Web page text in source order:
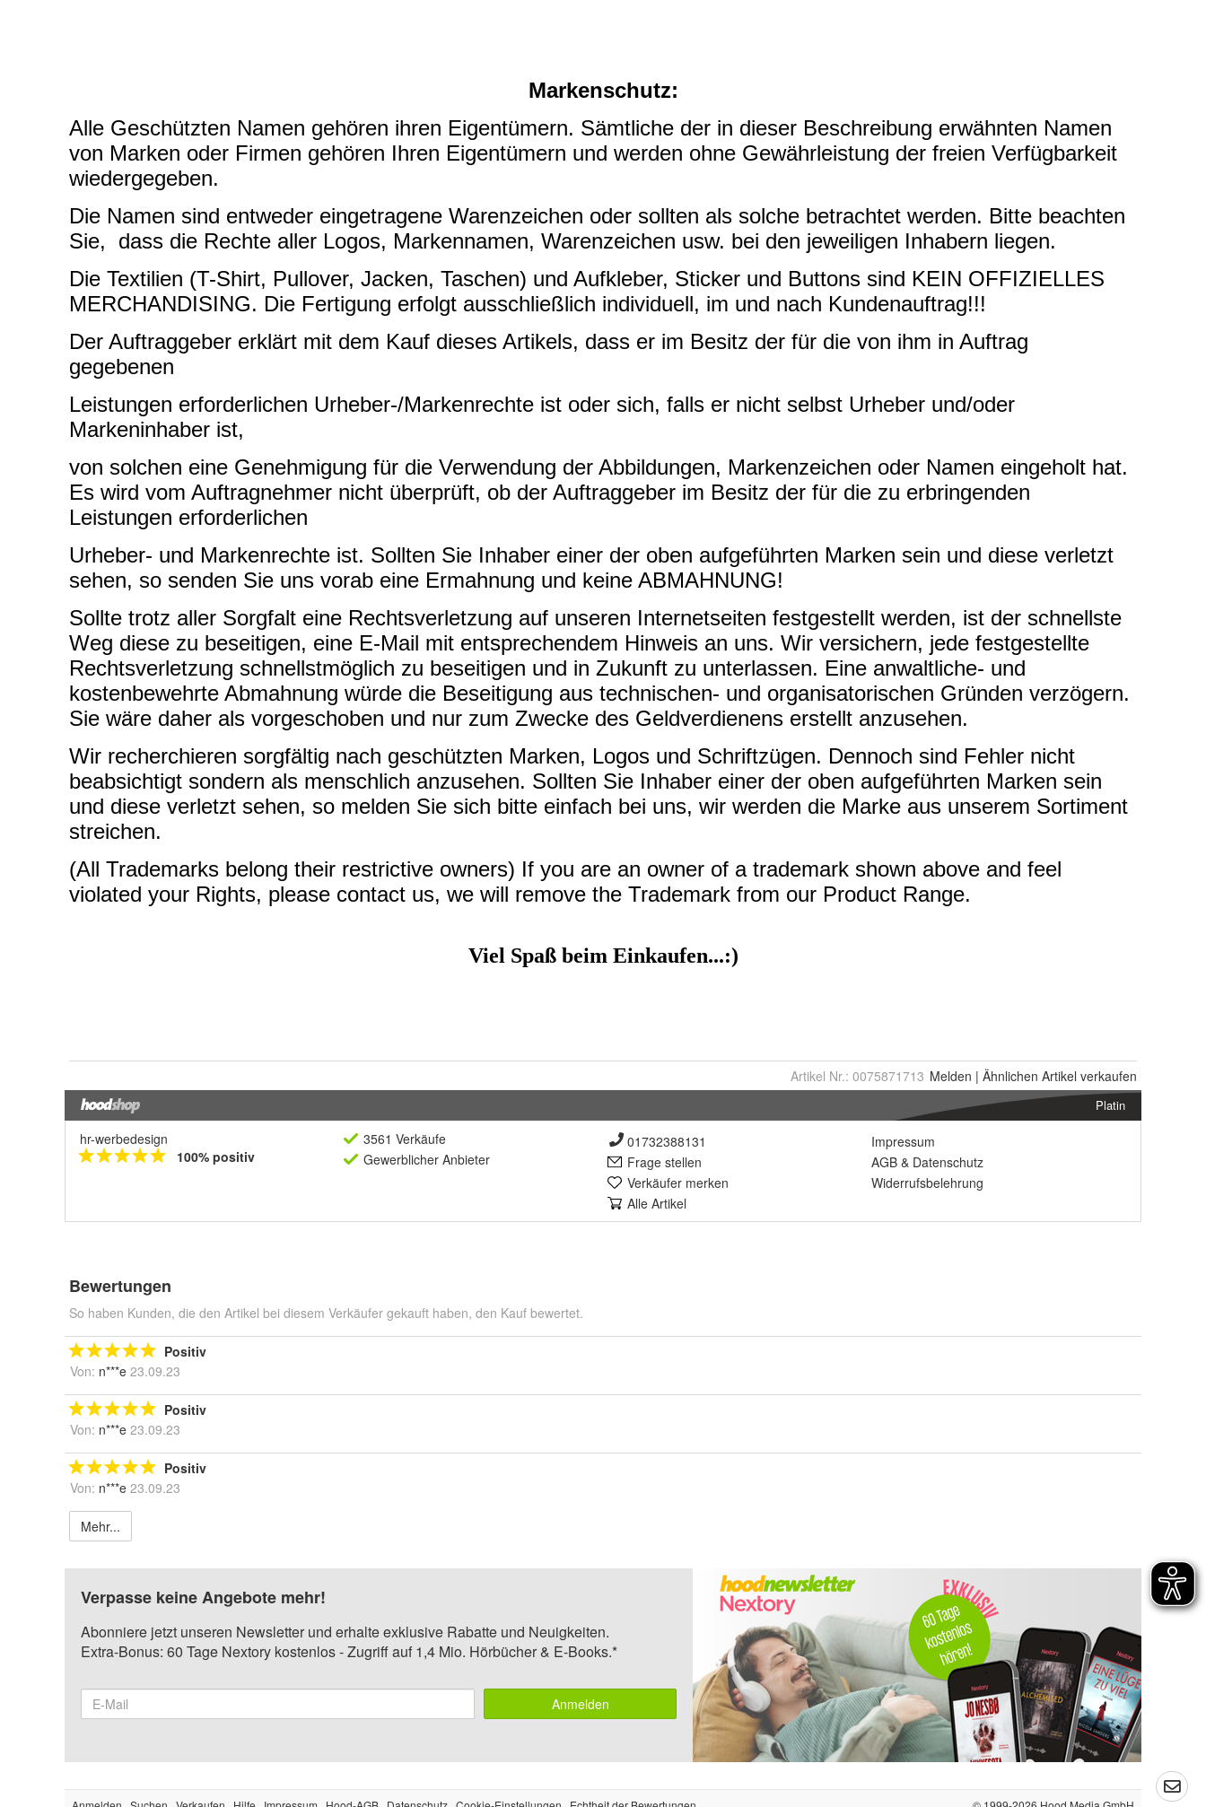
Artikel Nr.: 0075871713 Melden | Ähnlichen Artikel verkaufen
Platin
hr-werbedesign
100% positiv
3561 Verkäufe
Gewerblicher Anbieter
01732388131
Frage stellen
Verkäufer merken
Alle Artikel
Impressum
AGB & Datenschutz
Widerrufsbelehrung
Bewertungen
So haben Kunden, die den Artikel bei diesem Verkäufer gekauft haben, den Kauf bewertet.
Positiv
Von: n***e 23.09.23
Positiv
Von: n***e 23.09.23
Positiv
Von: n***e 23.09.23
Mehr...
Verpasse keine Angebote mehr!
Abonniere jetzt unseren Newsletter und erhalte exklusive Rabatte und Neuigkeiten.
Extra-Bonus: 60 Tage Nextory kostenlos - Zugriff auf 1,4 Mio. Hörbücher & E-Books.*
Anmelden